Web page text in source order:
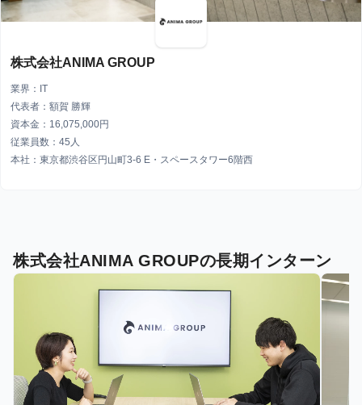
株式会社ANIMA GROUP
業界：IT
代表者：額賀 勝輝
資本金：16,075,000円
従業員数：45人
本社：東京都渋谷区円山町3-6 E・スペースタワー6階西
株式会社ANIMA GROUPの長期インターン